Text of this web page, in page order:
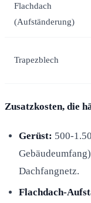
Flachdach
(Aufständerung)
Trapezblech
Zusatzkosten, die
Gerüst: 500-
Dachfangnetz.
Flachdach-